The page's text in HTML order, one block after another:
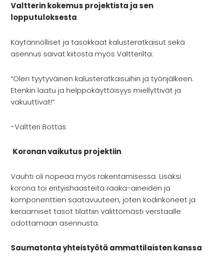
Valtterin kokemus projektista ja sen
lopputuloksesta
Käytännölliset ja tasokkaat kalusteratkaisut sekä
asennus saivat kiitosta myös Valtterilta:
“Olen tyytyväinen kalusteratkaisuihin ja työnjälkeen.
Etenkin laatu ja helppokäyttöisyys miellyttivät ja
vakuuttivat!”
-Valtteri Bottas
Koronan vaikutus projektiin
Vauhti oli nopeaa myös rakentamisessa. Lisäksi
korona toi erityishaasteita raaka-aineiden ja
komponenttien saatavuuteen, joten kodinkoneet ja
keraamiset tasot tilattiin välittömästi verstaalle
odottamaan asennusta.
Saumatonta yhteistyötä ammattilaisten kanssa